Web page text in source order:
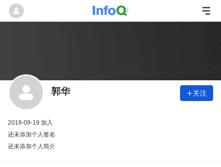
郭华 关注
2019-09-19 加入
还未添加个人签名
还未添加个人简介